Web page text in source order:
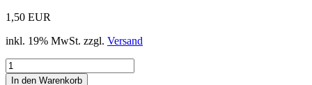
1,50 EUR
inkl. 19% MwSt. zzgl. Versand